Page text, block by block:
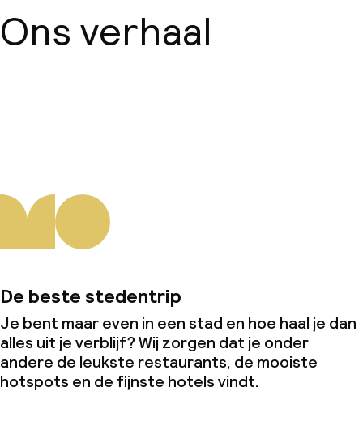
Ons verhaal
De beste stedentrip
Je bent maar even in een stad en hoe haal je dan
alles uit je verblijf? Wij zorgen dat je onder
andere de leukste restaurants, de mooiste
hotspots en de fijnste hotels vindt.